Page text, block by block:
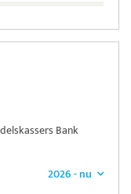
Bank
2026 - nu